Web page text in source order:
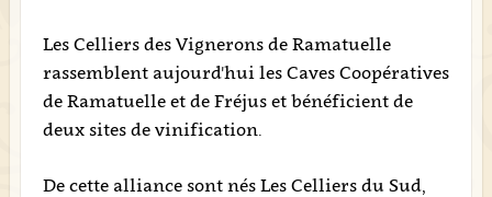
Les Celliers des Vignerons de Ramatuelle
rassemblent aujourd'hui les Caves Coopératives
de Ramatuelle et de Fréjus et bénéficient de
deux sites de vinification.
De cette alliance sont nés Les Celliers du Sud,